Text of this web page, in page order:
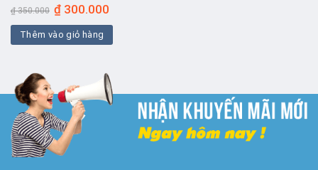
₫350.000 Giá
gốc
là:
₫ 350.000.
₫ 300.000
tại
₫ 300.000.
Thêm vào giỏ hàng